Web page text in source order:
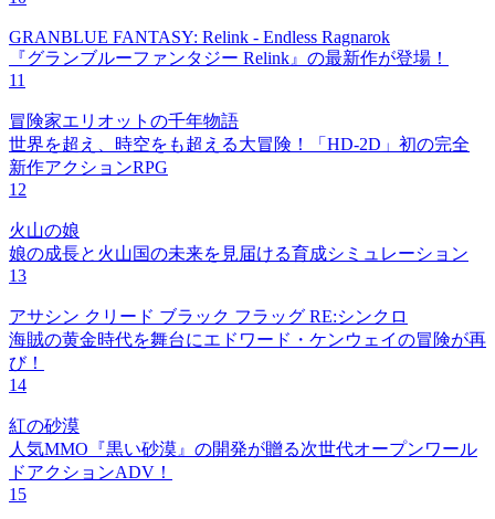
GRANBLUE FANTASY: Relink - Endless Ragnarok
『グランブルーファンタジー Relink』の最新作が登場！
11
冒険家エリオットの千年物語
世界を超え、時空をも超える大冒険！「HD-2D」初の完全
新作アクションRPG
12
火山の娘
娘の成長と火山国の未来を見届ける育成シミュレーション
13
アサシン クリード ブラック フラッグ RE:シンクロ
海賊の黄金時代を舞台にエドワード・ケンウェイの冒険が再
び！
14
紅の砂漠
人気MMO『黒い砂漠』の開発が贈る次世代オープンワール
ドアクションADV！
15